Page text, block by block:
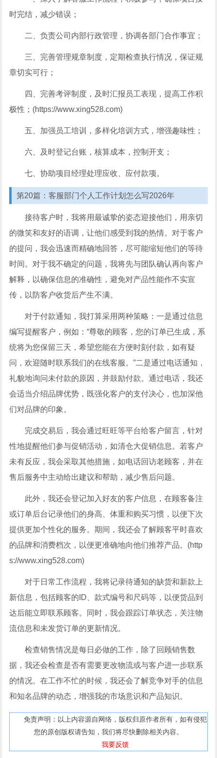
时完结，减少错误；
二、负责公司内部行政管理，协调各部门合作事宜；
三、完善管理规章制度，定期检查执行情况，保证规
章切实可行；
四、完善考评制度，及时汇报员工表现，提高工作积
极性；(https://www.xing528.com)
五、加强员工培训，多样化培训方式，增强趣味性；
六、及时登记台账，核算成本，控制开支；
七、协助项目经理处理应收、应付款项。
第20篇：客服部门个人工作计划怎么写2026年
接待客户时，我将用最诚挚的姿态迎接他们，用亲切
的微笑和友好的语调，让他们感受到我的热情。对于客户
的提问，我会迅速而精确地回答，尽可能缩短他们的等待
时间。对于我不确定的问题，我将先与团队确认再向客户
解释，以确保信息的准确性，避免对产品性能作不实宣
传，以防客户收货后产生不满。
对于付款通知，我打算采用两种策略：一是通过信息
编写提醒客户，例如：“尊敬的顾客，您的订单已生成，系
统将为您保留三天，希望您能在方便时刻付款，如有疑
问，欢迎随时联系我们的在线客服。”二是通过电话通知，
礼貌地询问未付款的原因，并鼓励付款。通过电话，我还
会适当介绍品牌优势，既强化客户的支付决心，也加深他
们对品牌的印象。
完成交易后，我会通过旺旺等平台给客户留言，针对
性地提醒他们参与促销活动，如清仓大促销信息。若客户
未有反应，我会采取其他措施，如电话回访老顾客，并在
售后服务中主动给出建议和帮助，减少售后问题。
此外，我还会登记加入好友的客户信息，在顾客备注
或订单后台记录他们的身高、体重和购买习惯，以便下次
提供更加个性化的服务。期间，我还会了解顾客平时喜欢
的品牌和消费档次，以便更准确地向他们推荐产品。(http
s://www.xing528.com)
对于日常工作流程，我将记录待通知的缺货和新款上
新信息，包括顾客的ID、款式编号和尺码等，以便货品到
达后能立即联系顾客。同时，我会跟踪订单状态，关注物
流信息和未发货订单的更新情况。
检查销售情况是每日必做的工作，除了回顾销售数
据，我还会检查是否有需要更改物流或与客户进一步联系
的情况。在工作不忙的时候，我还会了解竞争对手的信息
和知名品牌的动态，增强我的市场意识和产品知识。
免责声明：以上内容源自网络，版权归原作者所有，如有侵犯
您的原创版权请告知，我们将尽快删除相关内容。
我要反馈